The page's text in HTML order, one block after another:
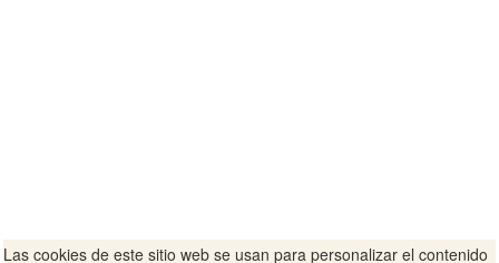
Las cookies de este sitio web se usan para personalizar el contenido